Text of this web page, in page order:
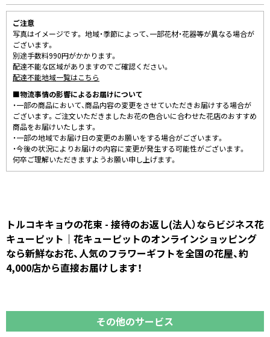
ご注意
写真はイメージです。 地域・季節によって、一部花材・花器等が異なる場合が
ございます。
別途手数料990円がかかります。
配達不能な区域がありますのでご確認ください。
配達不能地域一覧はこちら
■物流事情の影響によるお届けについて
・一部の商品において、商品内容の変更をさせていただきお届けする場合が
ございます。ご注文いただきましたお花の色合いに合わせた花店のおすすめ
商品をお届けいたします。
・一部の地域でお届け日の変更のお願いをする場合がございます。
・今後の状況によりお届けの内容に変更が発生する可能性がございます。
何卒ご理解いただきますようお願い申し上げます。
トルコキキョウの花束 - 接待のお返し(法人）ならビジネス花
キューピット｜花キューピットのオンラインショッピング
なら新鮮なお花、人気のフラワーギフトを全国の花屋、約
4,000店から直接お届けします！
その他のサービス